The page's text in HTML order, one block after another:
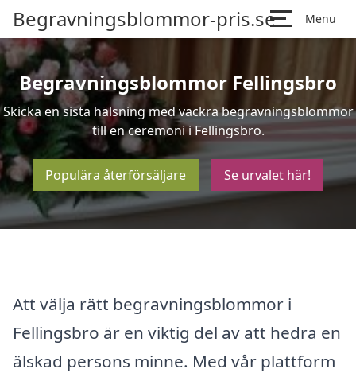
Begravningsblommor-pris.se Menu
Begravningsblommor Fellingsbro
Skicka en sista hälsning med vackra begravningsblommor
till en ceremoni i Fellingsbro.
Populära återförsäljare Se urvalet här!
Att välja rätt begravningsblommor i
Fellingsbro är en viktig del av att hedra en
älskad persons minne. Med vår plattform